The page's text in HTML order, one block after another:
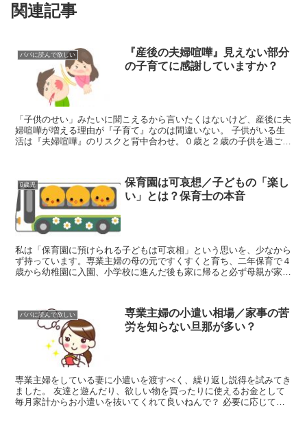
関連記事
パパに読んで欲しい
『産後の夫婦喧嘩』見えない部分
の子育てに感謝していますか？
「子供のせい」みたいに聞こえるから言いたくはないけど、産後に夫
婦喧嘩が増える理由が『子育て』なのは間違いない。 子供がいる生
活は『夫婦喧嘩』のリスクと背中合わせ。０歳と２歳の子供を過ごす
0歳児
保育園は可哀想／子どもの「楽し
い」とは？保育士の本音
私は「保育園に預けられる子どもは可哀相」という思いを、少なから
ず持っています。専業主婦の母の元ですくすくと育ち、二年保育で４
歳から幼稚園に入園、小学校に進んだ後も家に帰ると必ず母親が家に
パパに読んで欲しい
専業主婦の小遣い相場／家事の苦
労を知らない旦那が多い？
専業主婦をしている妻に小遣いを渡すべく、繰り返し説得を試みてき
ました。 友達と遊んだり、欲しい物を買ったりに使えるお金として
毎月家計からお小遣いを抜いてくれて良いねんで？ 必要に応じて使